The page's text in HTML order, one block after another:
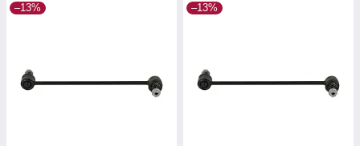
–13% –13%